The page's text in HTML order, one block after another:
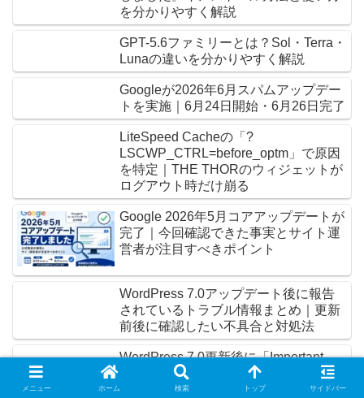
を分かりやすく解説
GPT-5.6ファミリーとは？Sol・Terra・
Lunaの違いを分かりやすく解説
Googleが2026年6月スパムアップデー
トを実施｜6月24日開始・6月26日完了
LiteSpeed Cacheの「?
LSCWP_CTRL=before_optm」で原因
を特定｜THE THORのウィジェットが
ログアウト時だけ崩る
Google 2026年5月コアアップデートが
完了｜今回確認できた事実とサイト運
営者が注目すべきポイント
WordPress 7.0アップデート後に報告
されているトラブル情報まとめ｜更新
前後に確認したい不具合と対処法
WordPress 7.0更新後に「Important
Notice from the WordPress org Plugins
Team」が表示
メニュー ホーム 検索 トップ サイドバー